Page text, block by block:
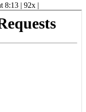
8:13 | 92x |